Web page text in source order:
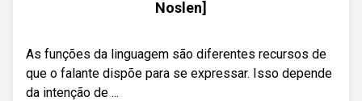
Noslen]
As funções da linguagem são diferentes recursos de
que o falante dispõe para se expressar. Isso depende
da intenção de ...